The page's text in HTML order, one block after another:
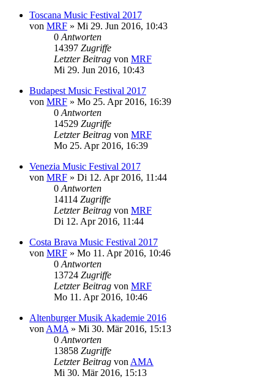
Toscana Music Festival 2017
von MRF » Mi 29. Jun 2016, 10:43
0 Antworten
14397 Zugriffe
Letzter Beitrag von MRF
Mi 29. Jun 2016, 10:43
Budapest Music Festival 2017
von MRF » Mo 25. Apr 2016, 16:39
0 Antworten
14529 Zugriffe
Letzter Beitrag von MRF
Mo 25. Apr 2016, 16:39
Venezia Music Festival 2017
von MRF » Di 12. Apr 2016, 11:44
0 Antworten
14114 Zugriffe
Letzter Beitrag von MRF
Di 12. Apr 2016, 11:44
Costa Brava Music Festival 2017
von MRF » Mo 11. Apr 2016, 10:46
0 Antworten
13724 Zugriffe
Letzter Beitrag von MRF
Mo 11. Apr 2016, 10:46
Altenburger Musik Akademie 2016
von AMA » Mi 30. Mär 2016, 15:13
0 Antworten
13858 Zugriffe
Letzter Beitrag von AMA
Mi 30. Mär 2016, 15:13